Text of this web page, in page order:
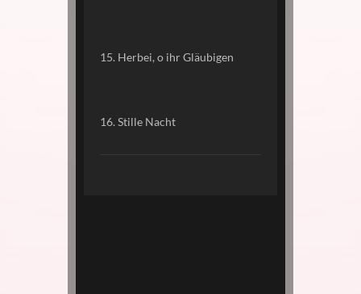
15. Herbei, o ihr Gläubigen
16. Stille Nacht